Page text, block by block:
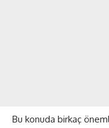
Bu konuda birkaç